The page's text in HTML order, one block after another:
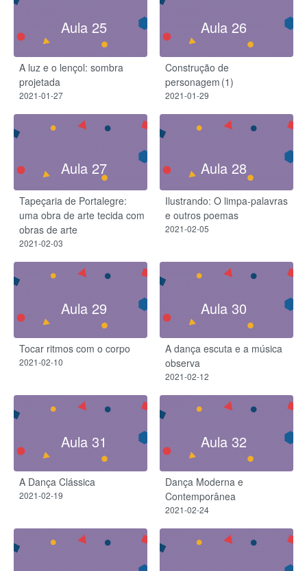
Aula 25
A luz e o lençol: sombra
projetada
2021-01-27
Aula 26
Construção de
personagem (1)
2021-01-29
Aula 27
Tapeçaria de Portalegre​:
uma obra de arte tecida com
obras de arte
2021-02-03
Aula 28
Ilustrando: O limpa-palavras
e outros poemas
2021-02-05
Aula 29
Tocar ritmos com o corpo
2021-02-10
Aula 30
A dança escuta e a música
observa
2021-02-12
Aula 31
A Dança Clássica
2021-02-19
Aula 32
Dança Moderna e
Contemporânea
2021-02-24